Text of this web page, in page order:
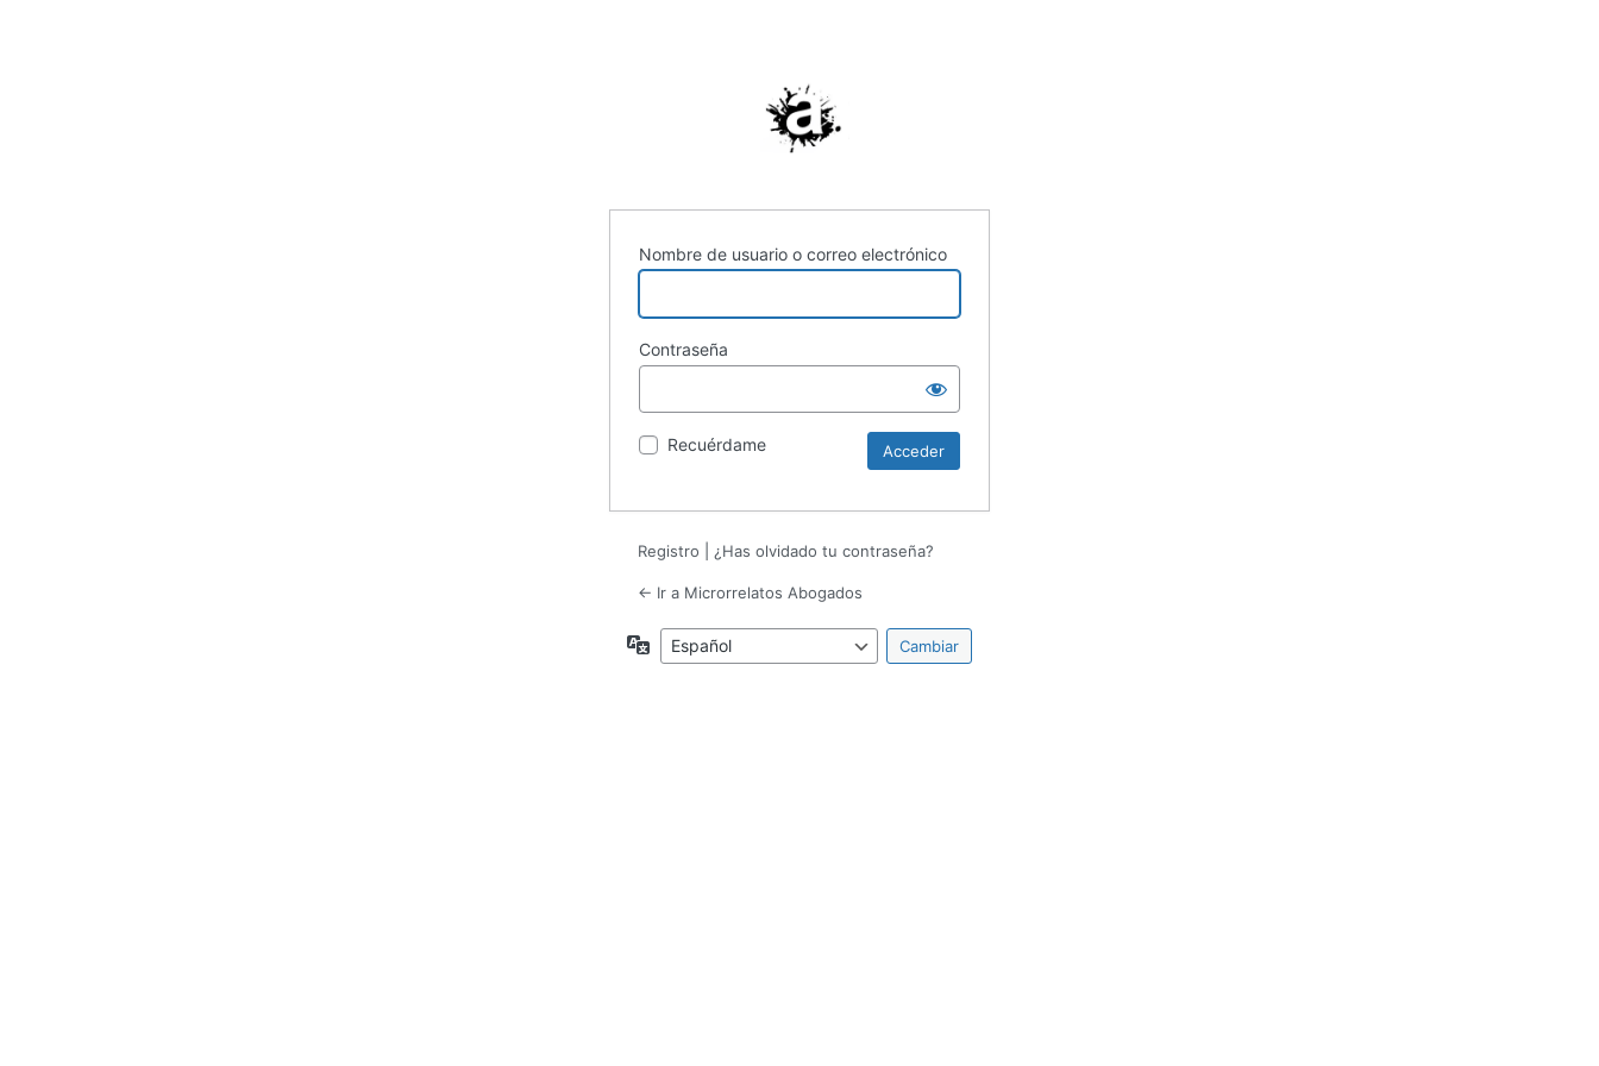
Nombre de usuario o correo electrónico
Contraseña
Recuérdame
Registro ¿Has olvidado tu contraseña?
← Ir a Microrrelatos Abogados
Idioma